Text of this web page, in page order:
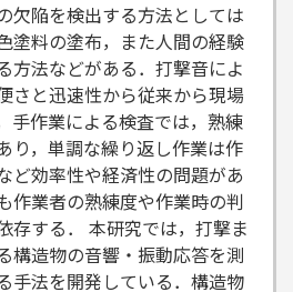
欠陥を検出する方法としては
塗料の塗布，また人間の経験
方法などがある．打撃音によ
さと迅速性から従来から現場
手作業による検査では，熟練
り，単調な繰り返し作業は作
ど効率性や経済性の問題があ
作業者の熟練度や作業時の判
存する． 本研究では，打撃ま
構造物の音響・振動応答を測
手法を開発している．構造物